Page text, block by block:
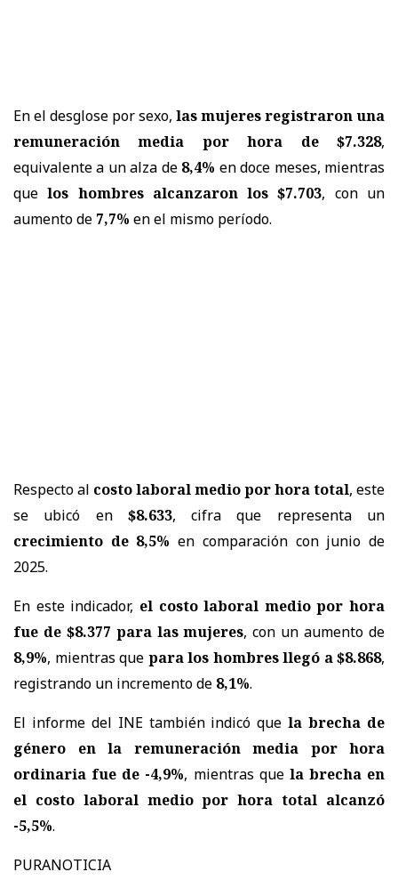
En el desglose por sexo, las mujeres registraron una
remuneración media por hora de $7.328,
equivalente a un alza de 8,4% en doce meses, mientras
quelos hombres alcanzaron los $7.703, con un
aumento de 7,7% en el mismo período.
Respecto al costo laboral medio por hora total, este
se ubicó en $8.633, cifra que representa un
crecimiento de 8,5% en comparación con junio de
2025.
En este indicador, el costo laboral medio por hora
fue de $8.377 para las mujeres, con un aumento de
8,9%, mientras que para los hombres llegó a $8.868,
registrando un incremento de 8,1%.
El informe del INE también indicó quela brecha de
género en la remuneración media por hora
ordinaria fue de -4,9%, mientras que la brecha en
el costo laboral medio por hora total alcanzó
-5,5%.
PURANOTICIA